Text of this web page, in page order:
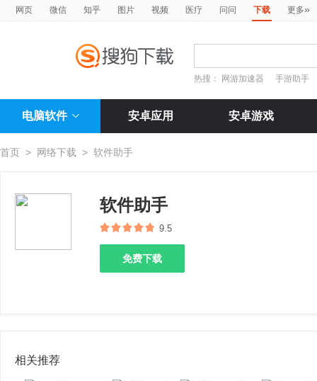
网页 微信 知乎 图片 视频 医疗 问问 下载 更多»
热搜： 网游加速器 手游助手
电脑软件 安卓应用 安卓游戏
首页 > 网络下载 > 软件助手
软件助手
9.5
免费下载
相关推荐